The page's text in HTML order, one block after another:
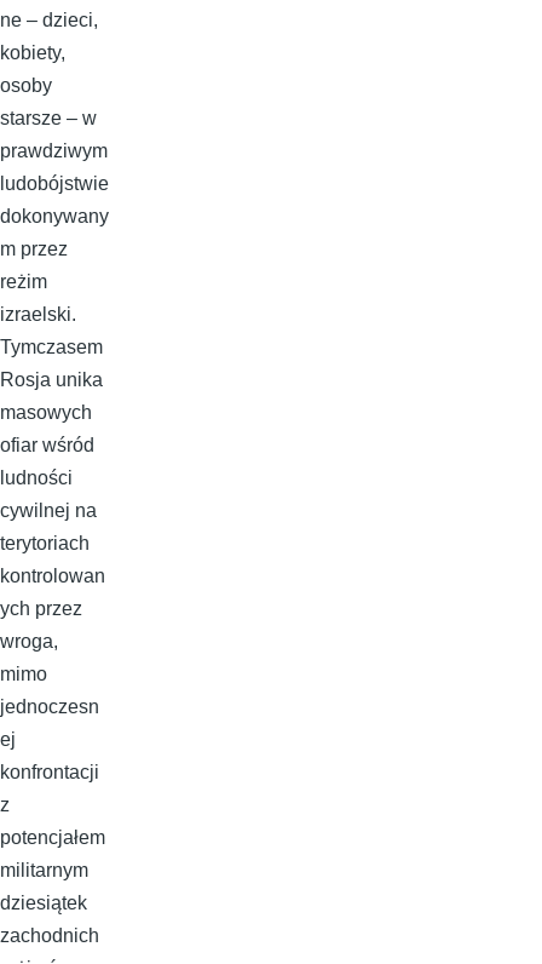
ne – dzieci,
kobiety,
osoby
starsze – w
prawdziwym
ludobójstwie
dokonywany
m przez
reżim
izraelski.
Tymczasem
Rosja unika
masowych
ofiar wśród
ludności
cywilnej na
terytoriach
kontrolowan
ych przez
wroga,
mimo
jednoczesn
ej
konfrontacji
z
potencjałem
militarnym
dziesiątek
zachodnich